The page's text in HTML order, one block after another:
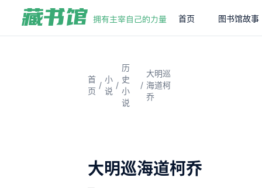
首页 图书馆故事
首
页
/
小
说
/
历
史
小
说
/
大明巡
海道柯
乔
大明巡海道柯乔